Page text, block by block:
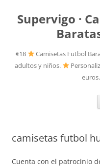
Supervigo ·
€18
Camisetas Futbol
adultos y niños.
camisetas futbol
Cuenta con el patrocinio